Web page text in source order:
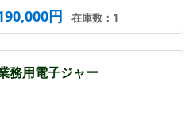
円 在庫数：1
務用電子ジャー